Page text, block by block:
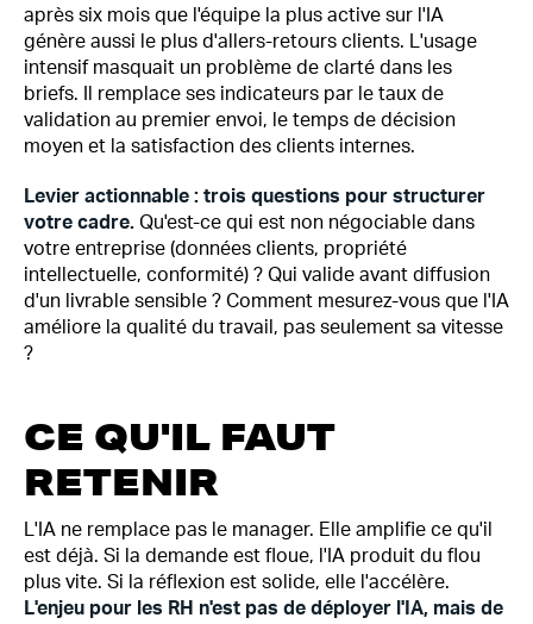
après six mois que l'équipe la plus active sur l'IA
génère aussi le plus d'allers-retours clients. L'usage
intensif masquait un problème de clarté dans les
briefs. Il remplace ses indicateurs par le taux de
validation au premier envoi, le temps de décision
moyen et la satisfaction des clients internes.
Levier actionnable : trois questions pour structurer
votre cadre. Qu'est-ce qui est non négociable dans
votre entreprise (données clients, propriété
intellectuelle, conformité) ? Qui valide avant diffusion
d'un livrable sensible ? Comment mesurez-vous que l'IA
améliore la qualité du travail, pas seulement sa vitesse
?
CE QU'IL FAUT
RETENIR
L'IA ne remplace pas le manager. Elle amplifie ce qu'il
est déjà. Si la demande est floue, l'IA produit du flou
plus vite. Si la réflexion est solide, elle l'accélère.
L'enjeu pour les RH n'est pas de déployer l'IA, mais de